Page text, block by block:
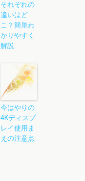
それぞれの
違いはど
こ？簡単わ
かりやすく
解説
今はやりの
4Kディスプ
レイ使用ま
えの注意点